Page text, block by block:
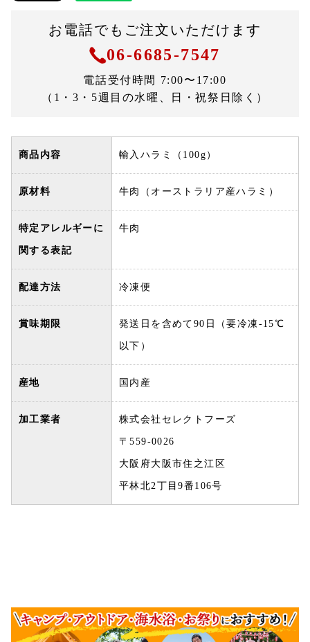
お電話でもご注文いただけます
06-6685-7547
電話受付時間 7:00〜17:00
（1・3・5週目の水曜、日・祝祭日除く）
商品内容 輸入ハラミ（100g）
原材料 牛肉（オーストラリア産ハラミ）
特定アレルギーに
関する表記
牛肉
配達方法 冷凍便
賞味期限 発送日を含めて90日（要冷凍-15℃
以下）
産地 国内産
加工業者 株式会社セレクトフーズ
〒559-0026
大阪府大阪市住之江区
平林北2丁目9番106号